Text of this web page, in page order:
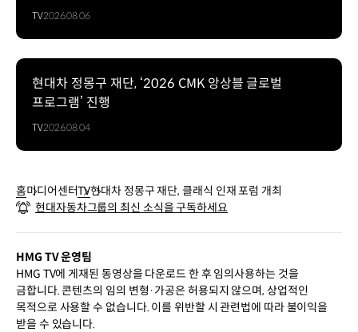
TV2026.08.06
현대차 정몽구 재단, ‘2026 CMK 앙상블 글로벌
프로그램’ 진행
TV2026.08.04
홈미디어센터TV현대차 정몽구 재단, 클래식 인재 포럼 개최
현대자동차그룹의 최신 소식을 구독하세요
HMG TV 운영팀
HMG TV에 게재된 동영상을 다운로드 한 후 임의사용하는 것을
금합니다. 콘텐츠의 임의 변형·가공은 허용되지 않으며, 상업적인
목적으로 사용할 수 없습니다. 이를 위반할 시 관련법에 따라 불이익을
받을 수 있습니다.